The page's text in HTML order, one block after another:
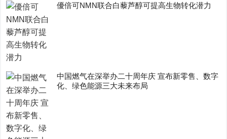
優倍可NMN联合白藜芦醇可提高生物转化潜力
中国燃气在深举办二十周年庆 宣布新零售、数字
化、绿色能源三大未来布局